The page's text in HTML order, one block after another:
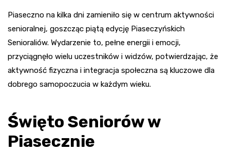
Piaseczno na kilka dni zamieniło się w centrum aktywności
senioralnej, goszcząc piątą edycję Piaseczyńskich
Senioraliów. Wydarzenie to, pełne energii i emocji,
przyciągnęło wielu uczestników i widzów, potwierdzając, że
aktywność fizyczna i integracja społeczna są kluczowe dla
dobrego samopoczucia w każdym wieku.
Święto Seniorów w
Piasecznie